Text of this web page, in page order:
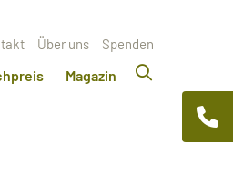
Über uns Spenden
Magazin